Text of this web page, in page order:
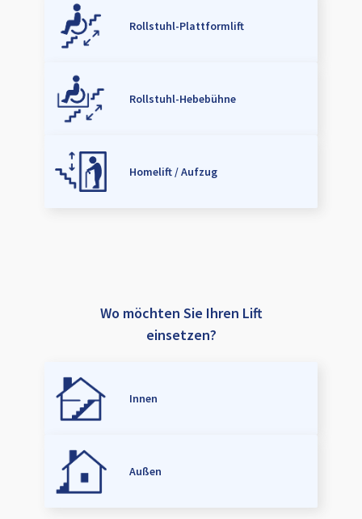
Rollstuhl-Plattformlift
Rollstuhl-Hebebühne
Homelift / Aufzug
Wo möchten Sie Ihren Lift
einsetzen?
Innen
Außen